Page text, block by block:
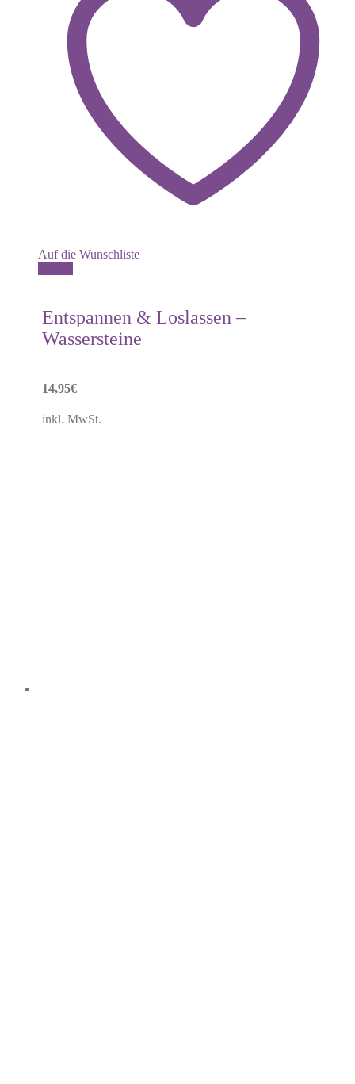
Auf die Wunschliste
Entspannen & Loslassen –
Wassersteine
14,95€
inkl. MwSt.